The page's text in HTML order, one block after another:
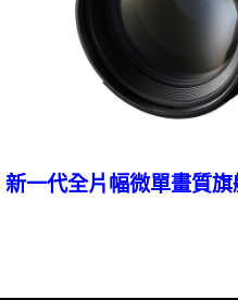
新一代全片幅微單畫質